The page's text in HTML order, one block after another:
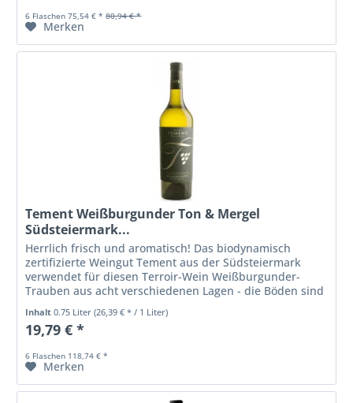
6 Flaschen 75,54 € * 80,94 € *
Merken
Tement Weißburgunder Ton & Mergel
Südsteiermark...
Herrlich frisch und aromatisch! Das biodynamisch
zertifizierte Weingut Tement aus der Südsteiermark
verwendet für diesen Terroir-Wein Weißburgunder-
Trauben aus acht verschiedenen Lagen - die Böden sind
tonhaltig mit Kalkmergel. Am Gaumen...
Inhalt0.75 Liter(26,39 € * / 1 Liter)
19,79 € *
6 Flaschen 118,74 € *
Merken